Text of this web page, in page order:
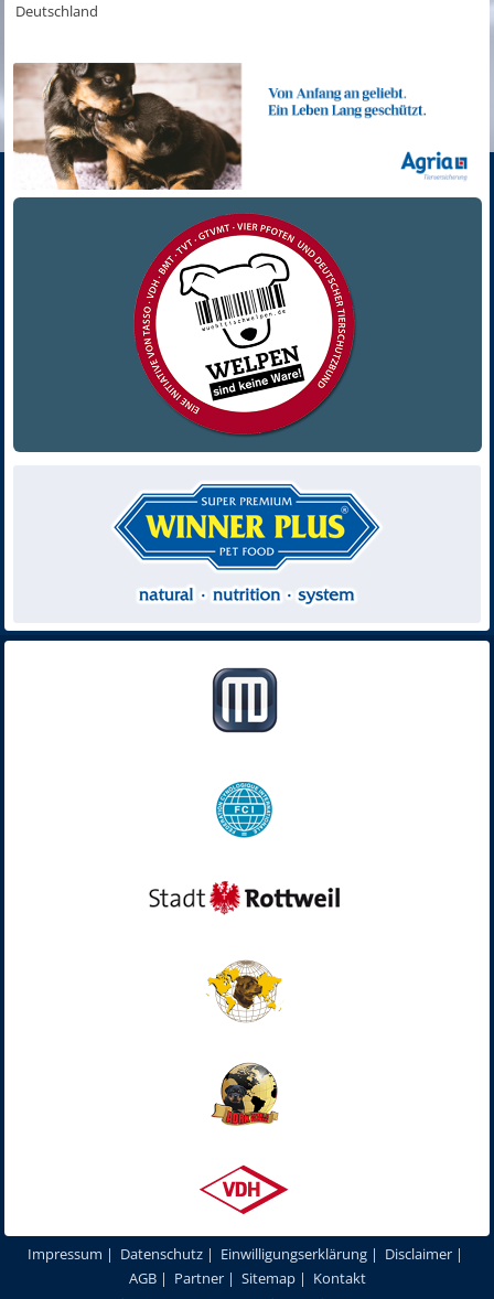
Deutschland
Impressum | Datenschutz | Einwilligungserklärung | Disclaimer |
AGB| Partner| Sitemap| Kontakt